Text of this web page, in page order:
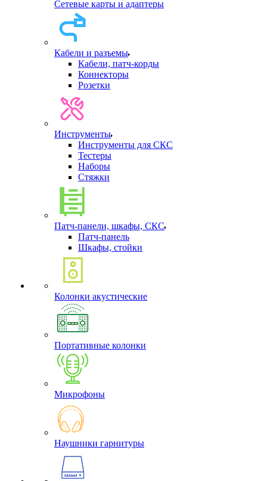
Сетевые карты и адаптеры
Кабели и разъемы
Кабели, патч-корды
Коннекторы
Розетки
Инструменты
Инструменты для СКС
Тестеры
Наборы
Стяжки
Патч-панели, шкафы, СКС
Патч-панель
Шкафы, стойки
Колонки акустические
Портативные колонки
Микрофоны
Наушники гарнитуры